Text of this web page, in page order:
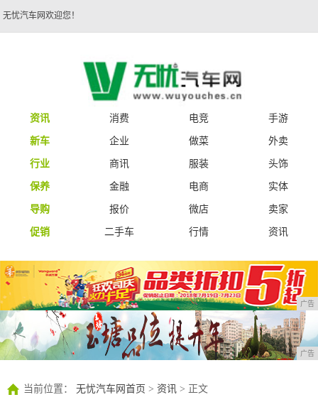
无忧汽车网欢迎您！
资讯 消费 电竞
手游
新车
企业 做菜
外卖
行业
商讯 服装
头饰
保养
金融 电商
实体
导购
报价 微店
卖家
促销
二手车 行情 资讯
广告
广告
当前位置： 无忧汽车网首页 > 资讯 > 正文